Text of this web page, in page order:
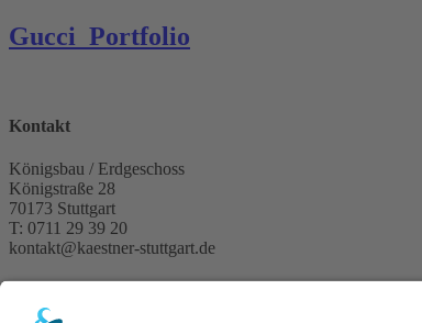
Gucci_Portfolio
Kontakt
Königsbau / Erdgeschoss
Königstraße 28
70173 Stuttgart
T: 0711 29 39 20
kontakt@kaestner-stuttgart.de